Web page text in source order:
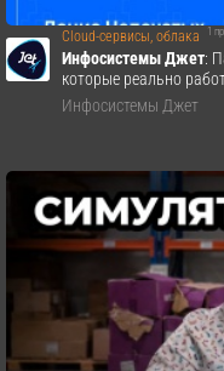
Cloud-сервисы, облака 1
Инфосистемы Джет:
которые реально
Инфосистемы Джет